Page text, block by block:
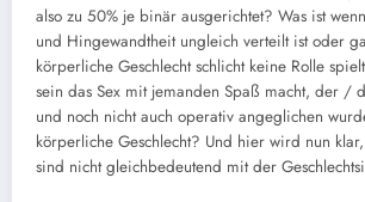
also zu 50% je binär ausgerichtet? Was ist
und Hingewandtheit ungleich verteilt ist oder
körperliche Geschlecht schlicht keine Rolle
sein das Sex mit jemanden Spaß macht, der /
und noch nicht auch operativ angeglichen
körperliche Geschlecht? Und hier wird nun
sind nicht gleichbedeutend mit der